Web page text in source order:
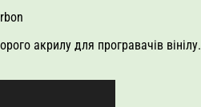
акрилу для програвачів вінілу.